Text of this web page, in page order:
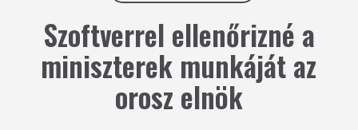
Szoftverrel ellenőrizné a
miniszterek munkáját az
orosz elnök